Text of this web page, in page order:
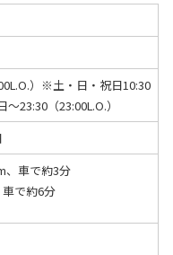
）※土・日・祝日10:30
23:30（23:00L.O.）
、車で約3分
で約6分